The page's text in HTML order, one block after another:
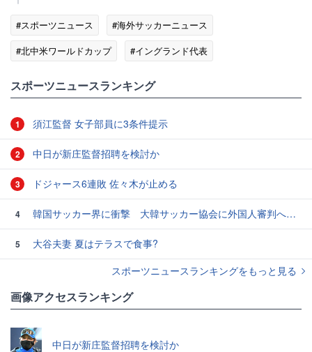
#スポーツニュース
#海外サッカーニュース
#北中米ワールドカップ
#イングランド代表
スポーツニュースランキング
1 須江監督 女子部員に3条件提示
2 中日が新庄監督招聘を検討か
3 ドジャース6連敗 佐々木が止める
4 韓国サッカー界に衝撃 大韓サッカー協会に外国人審判への“性的接待”疑惑 韓国メディアが報道
5
大谷夫妻 夏はテラスで食事?
スポーツニュースランキングをもっと見る
画像アクセスランキング
中日が新庄監督招聘を検討か